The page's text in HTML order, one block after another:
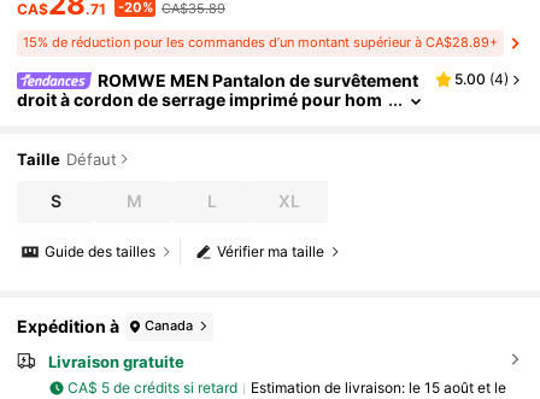
CA$ .71 -20% CA$35.89
15% de réduction pour les commandes d’un montant supérieur à CA$28.89+
ROMWE MEN Pantalon de survêtement
droit à cordon de serrage imprimé pour hom
5.00 (4)
Taille Défaut
S M L XL
Vérifier ma taille
Guide des tailles
Expédition à Canada
Livraison gratuite
CA$ 5 de crédits si retard Estimation de livraison: le 15 août et le